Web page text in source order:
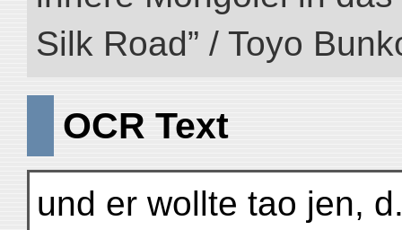
Silk Road” / Toyo
OCR Text
und er wollte tao jen,